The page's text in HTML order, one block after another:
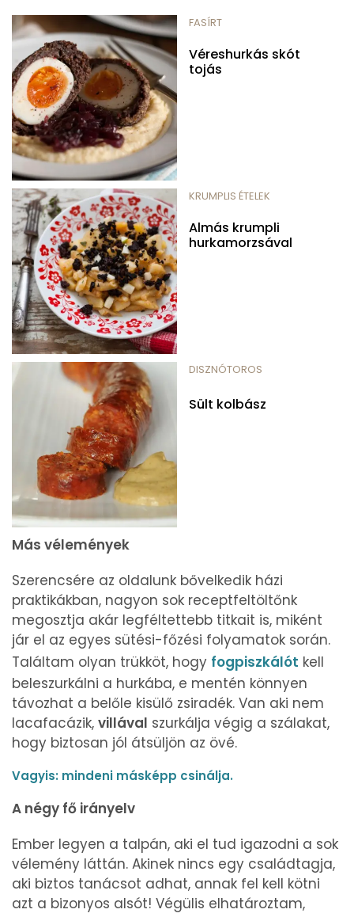
FASÍRT
Véreshurkás skót
tojás
KRUMPLIS ÉTELEK
Almás krumpli
hurkamorzsával
DISZNÓTOROS
Sült kolbász
Más vélemények
Szerencsére az oldalunk bővelkedik házi
praktikákban, nagyon sok receptfeltöltőnk
megosztja akár legféltettebb titkait is, miként
jár el az egyes sütési-főzési folyamatok során.
Találtam olyan trükköt, hogy fogpiszkálót kell
beleszurkálni a hurkába, e mentén könnyen
távozhat a belőle kisülő zsiradék. Van aki nem
lacafacázik, villával szurkálja végig a szálakat,
hogy biztosan jól átsüljön az övé.
Vagyis: mindeni másképp csinálja.
A négy fő irányelv
Ember legyen a talpán, aki el tud igazodni a sok
vélemény láttán. Akinek nincs egy családtagja,
aki biztos tanácsot adhat, annak fel kell kötni
azt a bizonyos alsót! Végülis elhatároztam,